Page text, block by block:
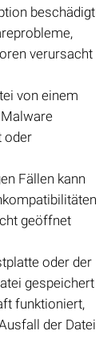
beschädigt
verursacht
von einem
oder
Fällen kann
geöffnet
oder der
gespeichert
funktioniert,
der Datei